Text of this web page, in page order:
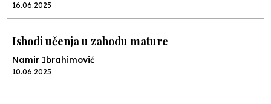
16.06.2025
Ishodi učenja u zahodu mature
Namir Ibrahimović
10.06.2025